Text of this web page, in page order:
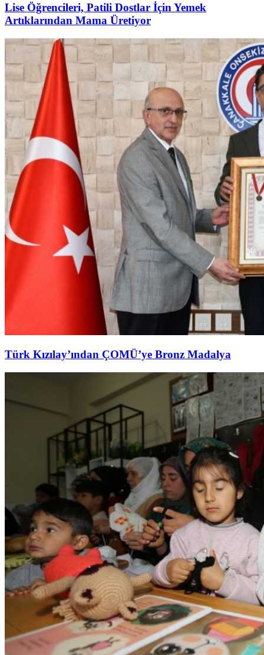
Lise Öğrencileri, Patili Dostlar İçin Yemek
Artıklarından Mama Üretiyor
Türk Kızılay’ından ÇOMÜ’ye Bronz Madalya